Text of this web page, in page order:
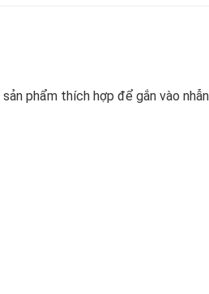
phẩm thích hợp để gắn vào